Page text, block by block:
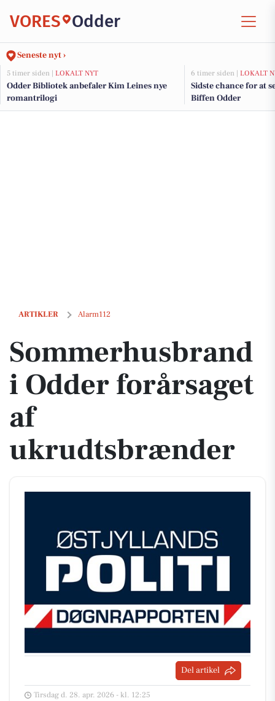
VORES Odder
Seneste nyt ›
5 timer siden | LOKALT NYT
Odder Bibliotek anbefaler Kim Leines nye
romantrilogi
6 timer siden | LOKALT
Sidste chance for at
Biffen Odder
ARTIKLER Alarm112
Sommerhusbrand i Odder forårsaget af ukrudtsbrænder
Sommerhusbrand
i Odder forårsaget
af
ukrudtsbrænder
Del artikel
Tirsdag d. 28. apr. 2026 - kl. 12:25